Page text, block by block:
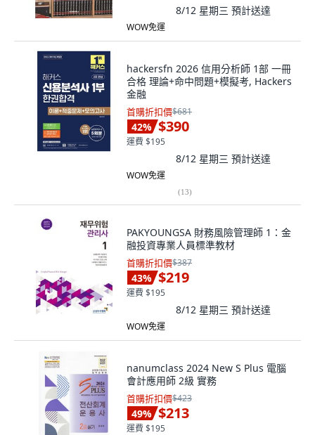
8/12 星期三 預計送達
WOW免運
hackersfn 2026 信用分析師 1部 一冊
合格 理論+命中問題+模擬考, Hackers
金融
首購折扣價$681
42% $390
運費 $195
8/12 星期三 預計送達
WOW免運
(13)
PAKYOUNGSA 財務風險管理師 1：金
融投資專業人員標準教材
首購折扣價$387
43% $219
運費 $195
8/12 星期三 預計送達
WOW免運
nanumclass 2024 New S Plus 電腦
會計應用師 2級 實務
首購折扣價$423
49% $213
運費 $195